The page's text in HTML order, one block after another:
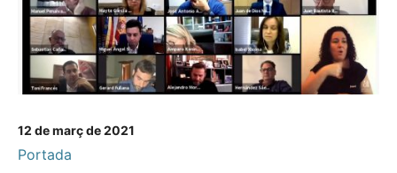
12 de març de 2021
Portada